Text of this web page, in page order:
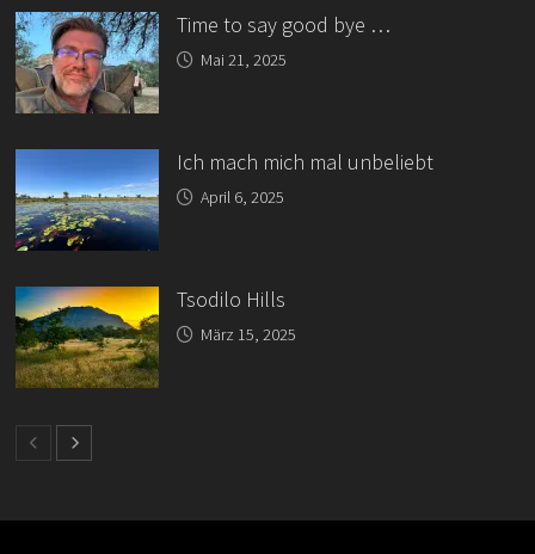
Time to say good bye …
Mai 21, 2025
Ich mach mich mal unbeliebt
April 6, 2025
Tsodilo Hills
März 15, 2025